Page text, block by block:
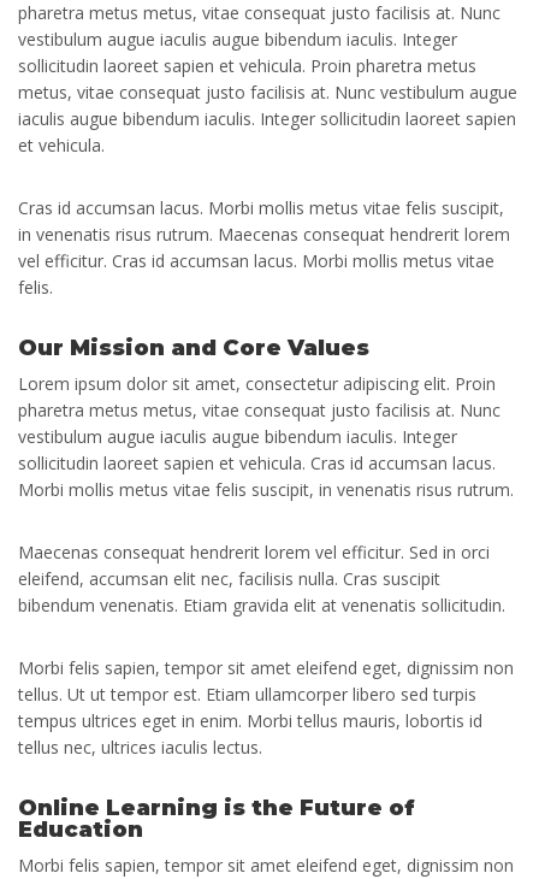
pharetra metus metus, vitae consequat justo facilisis at. Nunc
vestibulum augue iaculis augue bibendum iaculis. Integer
sollicitudin laoreet sapien et vehicula. Proin pharetra metus
metus, vitae consequat justo facilisis at. Nunc vestibulum augue
iaculis augue bibendum iaculis. Integer sollicitudin laoreet sapien
et vehicula.
Cras id accumsan lacus. Morbi mollis metus vitae felis suscipit,
in venenatis risus rutrum. Maecenas consequat hendrerit lorem
vel efficitur. Cras id accumsan lacus. Morbi mollis metus vitae
felis.
Our Mission and Core Values
Lorem ipsum dolor sit amet, consectetur adipiscing elit. Proin
pharetra metus metus, vitae consequat justo facilisis at. Nunc
vestibulum augue iaculis augue bibendum iaculis. Integer
sollicitudin laoreet sapien et vehicula. Cras id accumsan lacus.
Morbi mollis metus vitae felis suscipit, in venenatis risus rutrum.
Maecenas consequat hendrerit lorem vel efficitur. Sed in orci
eleifend, accumsan elit nec, facilisis nulla. Cras suscipit
bibendum venenatis. Etiam gravida elit at venenatis sollicitudin.
Morbi felis sapien, tempor sit amet eleifend eget, dignissim non
tellus. Ut ut tempor est. Etiam ullamcorper libero sed turpis
tempus ultrices eget in enim. Morbi tellus mauris, lobortis id
tellus nec, ultrices iaculis lectus.
Online Learning is the Future of
Education
Morbi felis sapien, tempor sit amet eleifend eget, dignissim non